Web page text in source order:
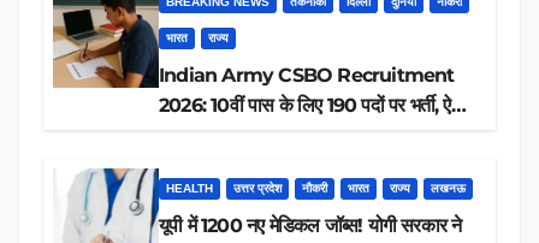
भारत राज्य
Indian Army CSBO Recruitment
2026: 10वीं पास के लिए 190 पदों पर भर्ती, ऐसे
HEALTH उत्तर प्रदेश नौकरी भारत राज्य लखनऊ
यूपी में 1200 नए मेडिकल जॉब्स! योगी सरकार ने